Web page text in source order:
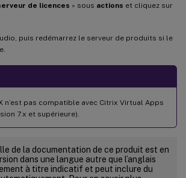
de licences » sous actions et cliquez sur
puis redémarrez le serveur de produits si le
n’est pas compatible avec Citrix Virtual Apps
7.x et supérieure).
de la documentation de ce produit est en
dans une langue autre que l’anglais
à titre indicatif et peut inclure du